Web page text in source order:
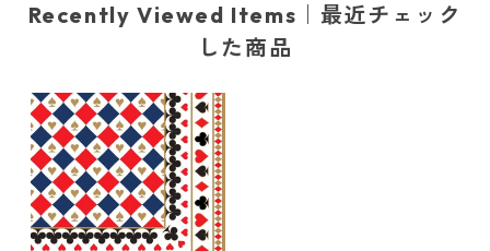
Recently Viewed Items｜最近チェック
した商品